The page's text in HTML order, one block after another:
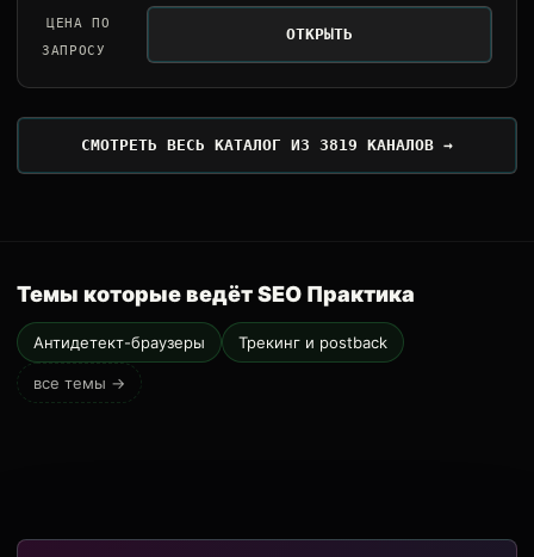
ЦЕНА ПО
ЗАПРОСУ
ОТКРЫТЬ
СМОТРЕТЬ ВЕСЬ КАТАЛОГ ИЗ 3819 КАНАЛОВ →
Темы которые ведёт SEO Практика
Антидетект-браузеры Трекинг и postback
все темы →